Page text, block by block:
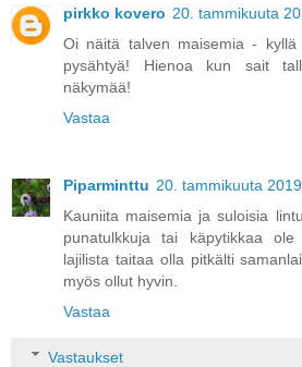
pirkko kovero 20. tammikuuta
Oi näitä talven maisemia -
pysähtyä! Hienoa kun sait
näkymää!
Vastaa
Piparminttu 20. tammikuuta
Kauniita maisemia ja suloisia
punatulkkuja tai käpytikkaa
lajilista taitaa olla pitkälti
myös ollut hyvin.
Vastaa
Vastaukset